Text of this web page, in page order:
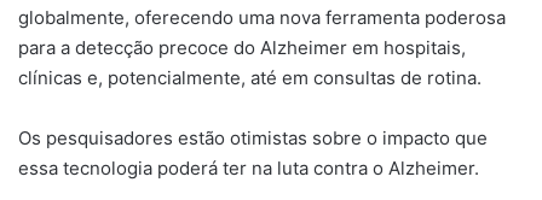
globalmente, oferecendo uma nova ferramenta poderosa
para a detecção precoce do Alzheimer em hospitais,
clínicas e, potencialmente, até em consultas de rotina.
Os pesquisadores estão otimistas sobre o impacto que
essa tecnologia poderá ter na luta contra o Alzheimer.